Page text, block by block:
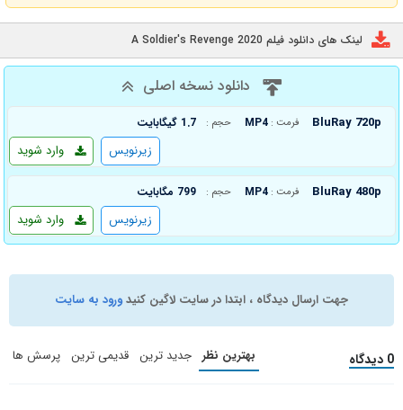
لینک های دانلود فیلم A Soldier's Revenge 2020
دانلود نسخه اصلی
BluRay 720p فرمت : MP4 حجم : 1.7 گیگابایت
وارد شوید زیرنویس
BluRay 480p فرمت : MP4 حجم : 799 مگابایت
وارد شوید زیرنویس
جهت ارسال دیدگاه ، ابتدا در سایت لاگین کنیدورود به سایت
0 دیدگاه بهترین نظر جدید ترین قدیمی ترین پرسش ها